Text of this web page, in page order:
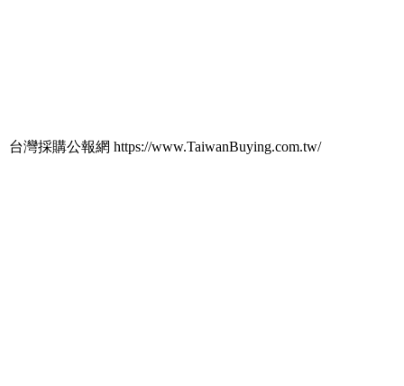
台灣採購公報網 https://www.TaiwanBuying.com.tw/